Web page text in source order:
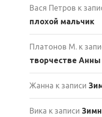
Вася Петров к
плохой мальчик
Платонов М. к
творчестве
Жанна к записи
Вика к записи